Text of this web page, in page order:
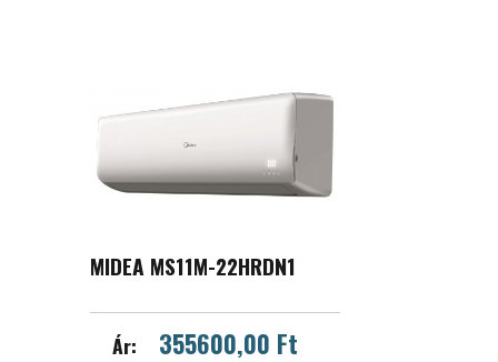
MIDEA MS11M-22HRDN1
Ár: 355600,00 Ft